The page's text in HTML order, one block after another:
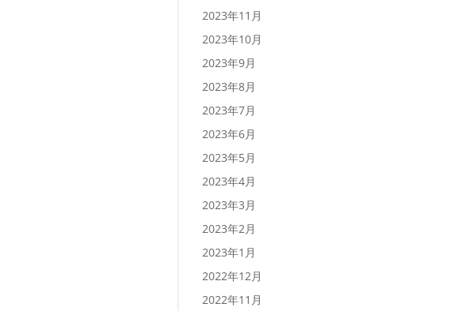
2023年11月
2023年10月
2023年9月
2023年8月
2023年7月
2023年6月
2023年5月
2023年4月
2023年3月
2023年2月
2023年1月
2022年12月
2022年11月